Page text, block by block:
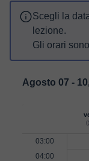
Scegli la
lezione.
Gli orari
Agosto 07 -
03:00
04:00